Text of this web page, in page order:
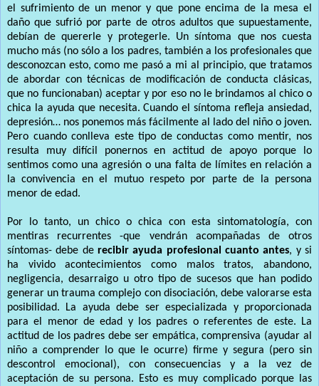
el sufrimiento de un menor y que pone encima de la mesa el
daño que sufrió por parte de otros adultos que supuestamente,
debían de quererle y protegerle. Un síntoma que nos cuesta
mucho más (no sólo a los padres, también a los profesionales que
desconozcan esto, como me pasó a mi al principio, que tratamos
de abordar con técnicas de modificación de conducta clásicas,
que no funcionaban) aceptar y por eso no le brindamos al chico o
chica la ayuda que necesita. Cuando el síntoma refleja ansiedad,
depresión… nos ponemos más fácilmente al lado del niño o joven.
Pero cuando conlleva este tipo de conductas como mentir, nos
resulta muy difícil ponernos en actitud de apoyo porque lo
sentimos como una agresión o una falta de límites en relación a
la convivencia en el mutuo respeto por parte de la persona
menor de edad.
Por lo tanto, un chico o chica con esta sintomatología, con
mentiras recurrentes -que vendrán acompañadas de otros
síntomas- debe de recibir ayuda profesional cuanto antes, y si
ha vivido acontecimientos como malos tratos, abandono,
negligencia, desarraigo u otro tipo de sucesos que han podido
generar un trauma complejo con disociación, debe valorarse esta
posibilidad. La ayuda debe ser especializada y proporcionada
para el menor de edad y los padres o referentes de este. La
actitud de los padres debe ser empática, comprensiva (ayudar al
niño a comprender lo que le ocurre) firme y segura (pero sin
descontrol emocional), con consecuencias y a la vez de
aceptación de su persona. Esto es muy complicado porque las